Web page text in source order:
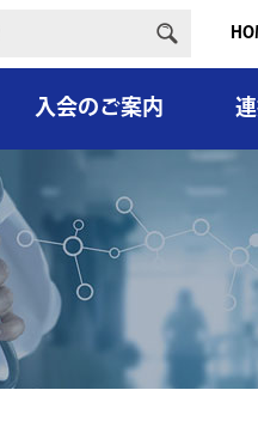
入会のご案内